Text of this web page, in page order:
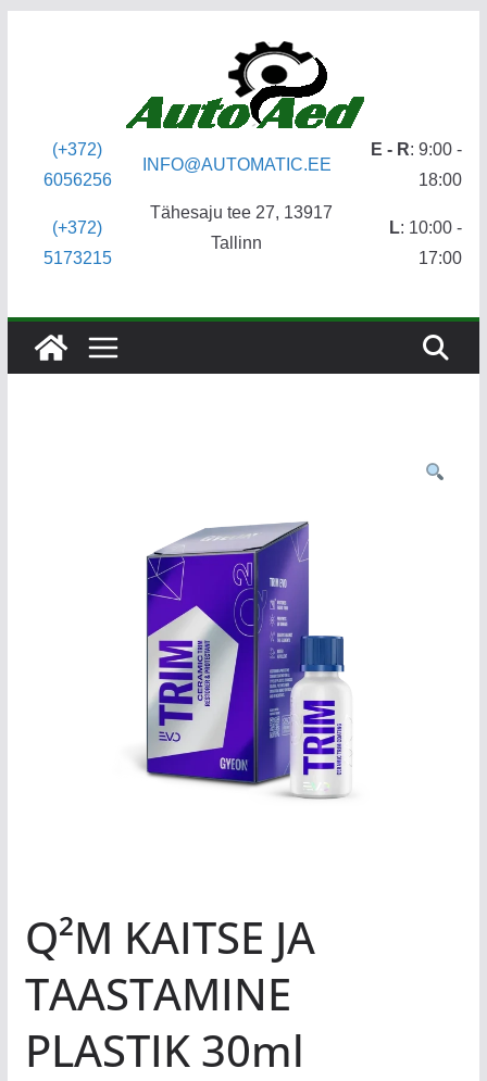
(+372)
6056256
(+372)
5173215
INFO@AUTOMATIC.EE
Tähesaju tee 27, 13917
Tallinn
E - R: 9:00 -
18:00
L: 10:00 -
17:00
Q²M KAITSE JA
TAASTAMINE
PLASTIK 30ml